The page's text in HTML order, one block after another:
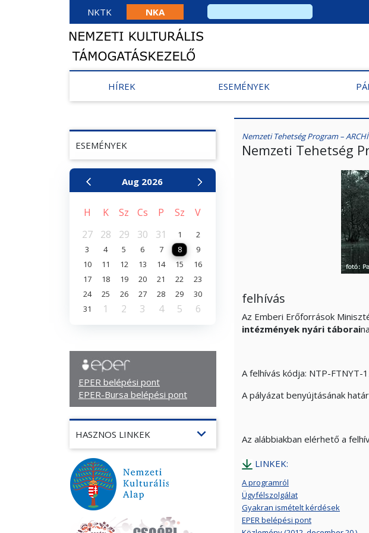
NKTK NKA
HÍREK ESEMÉNYEK
ESEMÉNYEK
Aug 2026
H K Sz Cs P Sz
V
27
28 29 30 31 1
2
3
4 5 6 7 8
9
10
11 12 13 14 15
16
17
18 19 20 21 22
23
24
25 26 27 28 29
30
31
1 2 3 4 5 6
EPER belépési pont
EPER-Bursa belépési pont
HASZNOS LINKEK expand_more
Nemzeti Tehetség Program –
Nemzeti Tehetség
felhívás
Az Emberi Erőforrások
intézmények nyári táborai
A felhívás kódja: NTP-FTNYT-
A pályázat benyújtásának
Az alábbiakban elérhető a
LINKEK:
A programról
Ügyfélszolgálat
Gyakran ismételt kérdések
EPER belépési pont